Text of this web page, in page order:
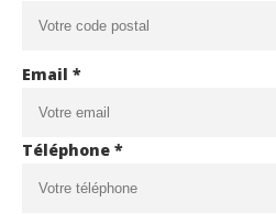
Email *
Téléphone *